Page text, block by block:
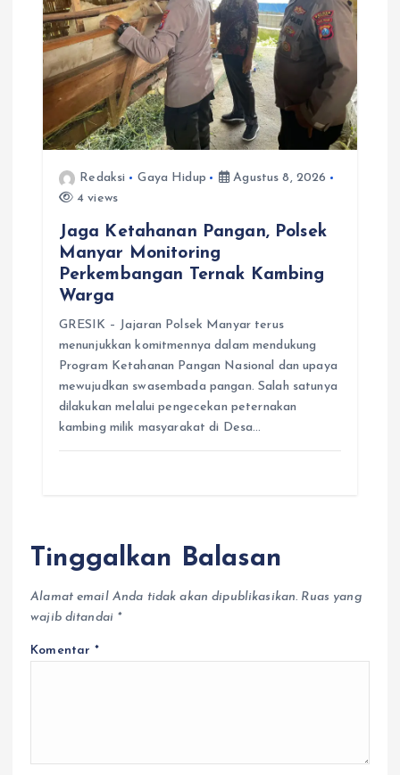
Redaksi Gaya Hidup
Agustus 8, 2026
4 views
Jaga Ketahanan Pangan, Polsek
Manyar Monitoring
Perkembangan Ternak Kambing
Warga
GRESIK – Jajaran Polsek Manyar terus
menunjukkan komitmennya dalam mendukung
Program Ketahanan Pangan Nasional dan upaya
mewujudkan swasembada pangan. Salah satunya
dilakukan melalui pengecekan peternakan
kambing milik masyarakat di Desa…
Tinggalkan Balasan
Alamat email Anda tidak akan dipublikasikan. Ruas yang
wajib ditandai *
Komentar*